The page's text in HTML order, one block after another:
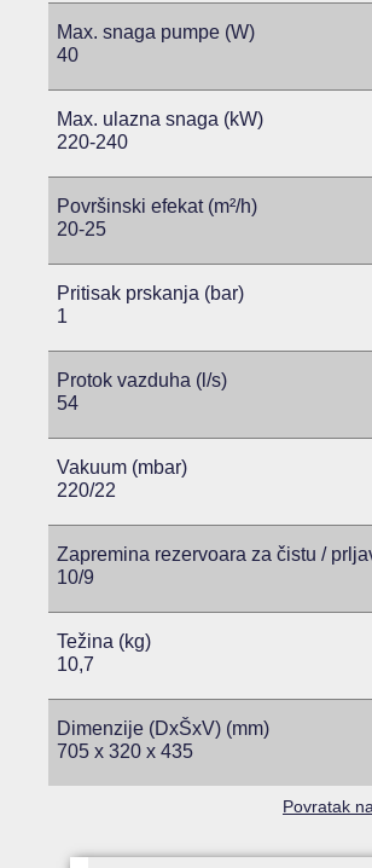
Max. snaga pumpe (W)
40
Max. ulazna snaga (kW)
220-240
Površinski efekat (m²/h)
20-25
Pritisak prskanja (bar)
1
Protok vazduha (l/s)
54
Vakuum (mbar)
220/22
Zapremina rezervoara za čistu /
10/9
Težina (kg)
10,7
Dimenzije (DxŠxV) (mm)
705 x 320 x 435
Povratak